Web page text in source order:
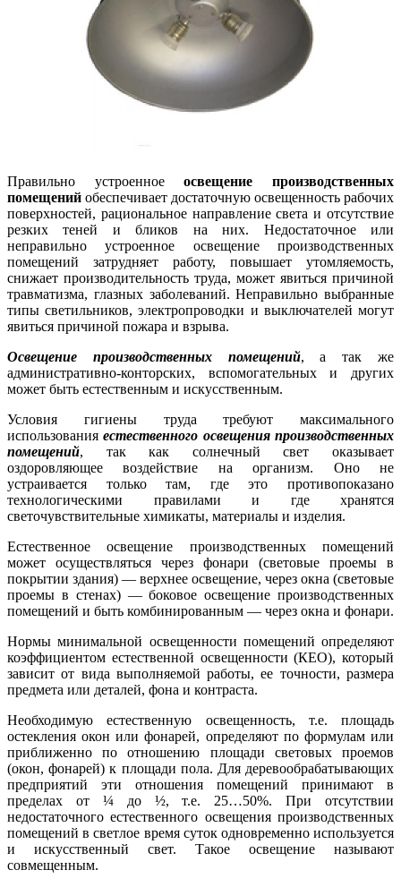
Правильно устроенноеосвещение производственных
помещений обеспечивает достаточную освещенность рабочих
поверхностей, рациональное направление света и отсутствие
резких теней и бликов на них. Недостаточное или
неправильно устроенное освещение производственных
помещений затрудняет работу, повышает утомляемость,
снижает производительность труда, может явиться причиной
травматизма, глазных заболеваний. Неправильно выбранные
типы светильников, электропроводки и выключателей могут
явиться причиной пожара и взрыва.
Освещение производственных помещений, а так же
административно-конторских, вспомогательных и других
может быть естественным и искусственным.
Условия гигиены труда требуют максимального
использованияестественного освещения производственных
помещений, так как солнечный свет оказывает
оздоровляющее воздействие на организм. Оно не
устраивается только там, где это противопоказано
технологическими правилами и где хранятся
светочувствительные химикаты, материалы и изделия.
Естественное освещение производственных помещений
может осуществляться через фонари (световые проемы в
покрытии здания) — верхнее освещение, через окна (световые
проемы в стенах) — боковое освещение производственных
помещений и быть комбинированным — через окна и фонари.
Нормы минимальной освещенности помещений определяют
коэффициентом естественной освещенности (КЕО), который
зависит от вида выполняемой работы, ее точности, размера
предмета или деталей, фона и контраста.
Необходимую естественную освещенность, т.е. площадь
остекления окон или фонарей, определяют по формулам или
приближенно по отношению площади световых проемов
(окон, фонарей) к площади пола. Для деревообрабатывающих
предприятий эти отношения помещений принимают в
пределах от ¼ до ½, т.е. 25…50%. При отсутствии
недостаточного естественного освещения производственных
помещений в светлое время суток одновременно используется
и искусственный свет. Такое освещение называют
совмещенным.